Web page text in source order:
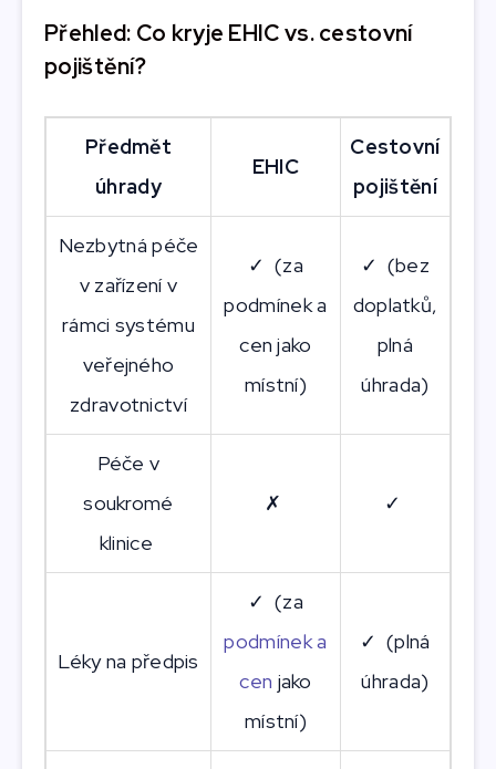
Přehled: Co kryje EHIC vs. cestovní
pojištění?
Předmět
úhrady
EHIC
Cestovní
pojištění
Nezbytná péče
v zařízení v
rámci systému
veřejného
zdravotnictví
✓ (za
podmínek a
cen jako
místní)
✓ (bez
doplatků,
plná
úhrada)
Péče v
soukromé
klinice
✗ ✓
Léky na předpis
✓ (za
podmínek a
cen jako
místní)
✓ (plná
úhrada)